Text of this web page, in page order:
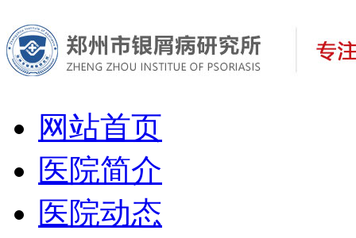
网站首页
医院简介
医院动态